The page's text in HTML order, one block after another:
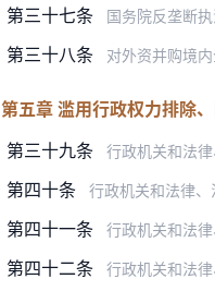
第三十七条 国务院反垄断
第三十八条 对外资并购境内
第五章 滥用行政权力排除
第三十九条
行政机关和法律
第四十条 行政机关和法律、法规
第四十一条 行政机关和法
第四十二条 行政机关和法律、